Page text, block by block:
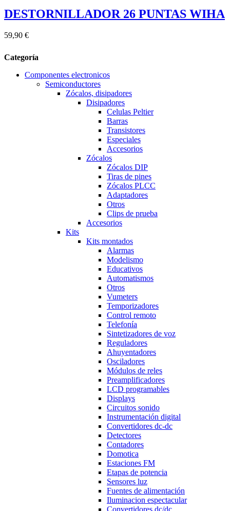
DESTORNILLADOR 26 PUNTAS WIHA
59,90 €
Categoría
Componentes electronicos
Semiconductores
Zócalos, disipadores
Disipadores
Celulas Peltier
Barras
Transistores
Especiales
Accesorios
Zócalos
Zócalos DIP
Tiras de pines
Zócalos PLCC
Adaptadores
Otros
Clips de prueba
Accesorios
Kits
Kits montados
Alarmas
Modelismo
Educativos
Automatismos
Otros
Vumeters
Temporizadores
Control remoto
Telefonía
Sintetizadores de voz
Reguladores
Ahuyentadores
Osciladores
Módulos de reles
Preamplificadores
LCD programables
Displays
Circuitos sonido
Instrumentación digital
Convertidores dc-dc
Detectores
Contadores
Domotica
Estaciones FM
Etapas de potencia
Sensores luz
Fuentes de alimentación
Iluminacion espectacular